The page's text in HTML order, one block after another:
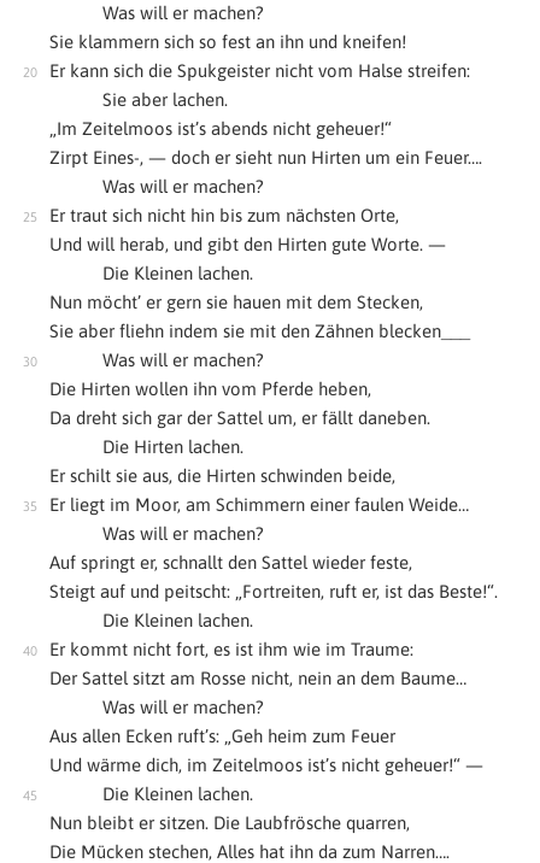
Was will er machen?
Sie klammern sich so fest an ihn und kneifen!
Er kann sich die Spukgeister nicht vom Halse streifen:
Sie aber lachen.
„Im Zeitelmoos ist’s abends nicht geheuer!“
Zirpt Eines-, — doch er sieht nun Hirten um ein Feuer….
Was will er machen?
Er traut sich nicht hin bis zum nächsten Orte,
Und will herab, und gibt den Hirten gute Worte. —
Die Kleinen lachen.
Nun möcht’ er gern sie hauen mit dem Stecken,
Sie aber fliehn indem sie mit den Zähnen blecken___
Was will er machen?
Die Hirten wollen ihn vom Pferde heben,
Da dreht sich gar der Sattel um, er fällt daneben.
Die Hirten lachen.
Er schilt sie aus, die Hirten schwinden beide,
Er liegt im Moor, am Schimmern einer faulen Weide…
Was will er machen?
Auf springt er, schnallt den Sattel wieder feste,
Steigt auf und peitscht: „Fortreiten, ruft er, ist das Beste!“.
Die Kleinen lachen.
Er kommt nicht fort, es ist ihm wie im Traume:
Der Sattel sitzt am Rosse nicht, nein an dem Baume…
Was will er machen?
Aus allen Ecken ruft’s: „Geh heim zum Feuer
Und wärme dich, im Zeitelmoos ist’s nicht geheuer!“ —
Die Kleinen lachen.
Nun bleibt er sitzen. Die Laubfrösche quarren,
Die Mücken stechen, Alles hat ihn da zum Narren….